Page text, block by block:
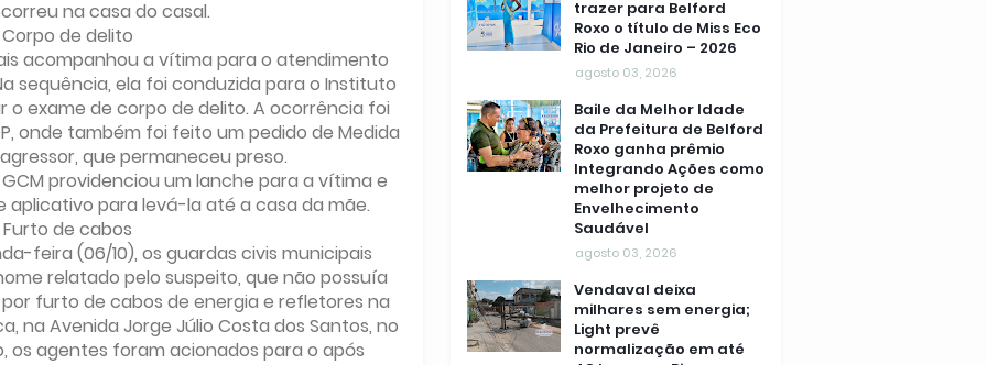
na casa do casal.
Corpo de delito
acompanhou a vítima para o atendimento
sequência, ela foi conduzida para o Instituto
o exame de corpo de delito. A ocorrência foi
onde também foi feito um pedido de Medida
que permaneceu preso.
providenciou um lanche para a vítima e
aplicativo para levá-la até a casa da mãe.
Furto de cabos
feira (06/10), os guardas civis municipais
relatado pelo suspeito, que não possuía
furto de cabos de energia e refletores na
na Avenida Jorge Júlio Costa dos Santos, no
os agentes foram acionados para o após
trazer para Belford
Roxo o título de Miss Eco
Rio de Janeiro – 2026
agosto 03, 2026
Baile da Melhor Idade
da Prefeitura de Belford
Roxo ganha prêmio
Integrando Ações como
melhor projeto de
Envelhecimento
Saudável
agosto 03, 2026
Vendaval deixa
milhares sem energia;
Light prevê
normalização em até